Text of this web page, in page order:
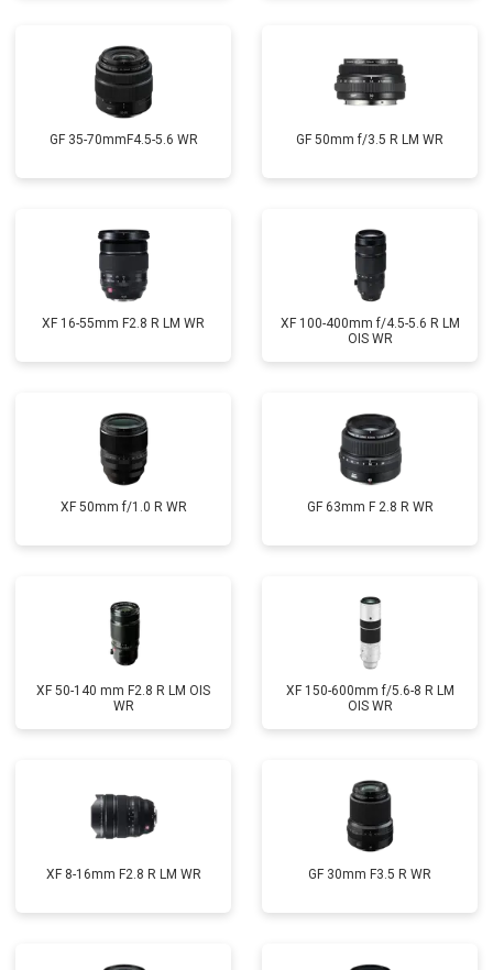
GF 35-70mmF4.5-5.6 WR GF 50mm f/3.5 R LM WR
XF 16-55mm F2.8 R LM WR
XF 100-400mm f/4.5-5.6 R LM
OIS WR
XF 50mm f/1.0 R WR GF 63mm F 2.8 R WR
XF 50-140 mm F2.8 R LM OIS
WR
XF 150-600mm f/5.6-8 R LM
OIS WR
XF 8-16mm F2.8 R LM WR GF 30mm F3.5 R WR